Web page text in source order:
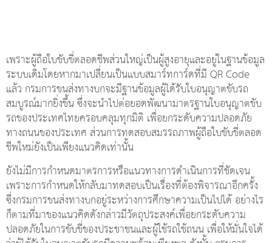
เพราะผู้ถือใบขับขี่ตลอดชีพส่วนใหญ่เป็นผู้สูงอายุและอยู่ในฐานข้อมูล
ระบบเดิมโดยหากมาเปลี่ยนเป็นแบบสมาร์ทการ์ดที่มี QR Code
แล้ว กรมการขนส่งทางบกจะมีฐานข้อมูลผู้ได้รับใบอนุญาตขับรถ
สมบูรณ์มากยิ่งขึ้น ซึ่งจะนำไปต่อยอดพัฒนามาตรฐานใบอนุญาตขับ
รถของประเทศไทยครอบคลุมทุกมิติ เพื่อยกระดับความปลอดภัย
ทางถนนของประเทศ ส่วนการทดสอบสมรรถภาพผู้ถือใบขับขี่ตลอด
ชีพใหม่ยังเป็นเพียงแนวคิดเท่านั้น
ยังไม่มีการกำหนดมาตรการหรือแนวทางการดำเนินการที่ชัดเจน
เพราะการกำหนดให้กลับมาทดสอบเป็นเรื่องที่ต้องพิจารณาอีกครั้ง
ซึ่งกรมการขนส่งทางบกอยู่ระหว่างการศึกษาความเป็นไปได้ อย่างไร
ก็ตามที่มาของแนวคิดดังกล่าวมีวัตถุประสงค์เพื่อยกระดับความ
ปลอดภัยในการขับขี่ของประชาชนและผู้ใช้รถใช้ถนน เพื่อให้มั่นใจได้